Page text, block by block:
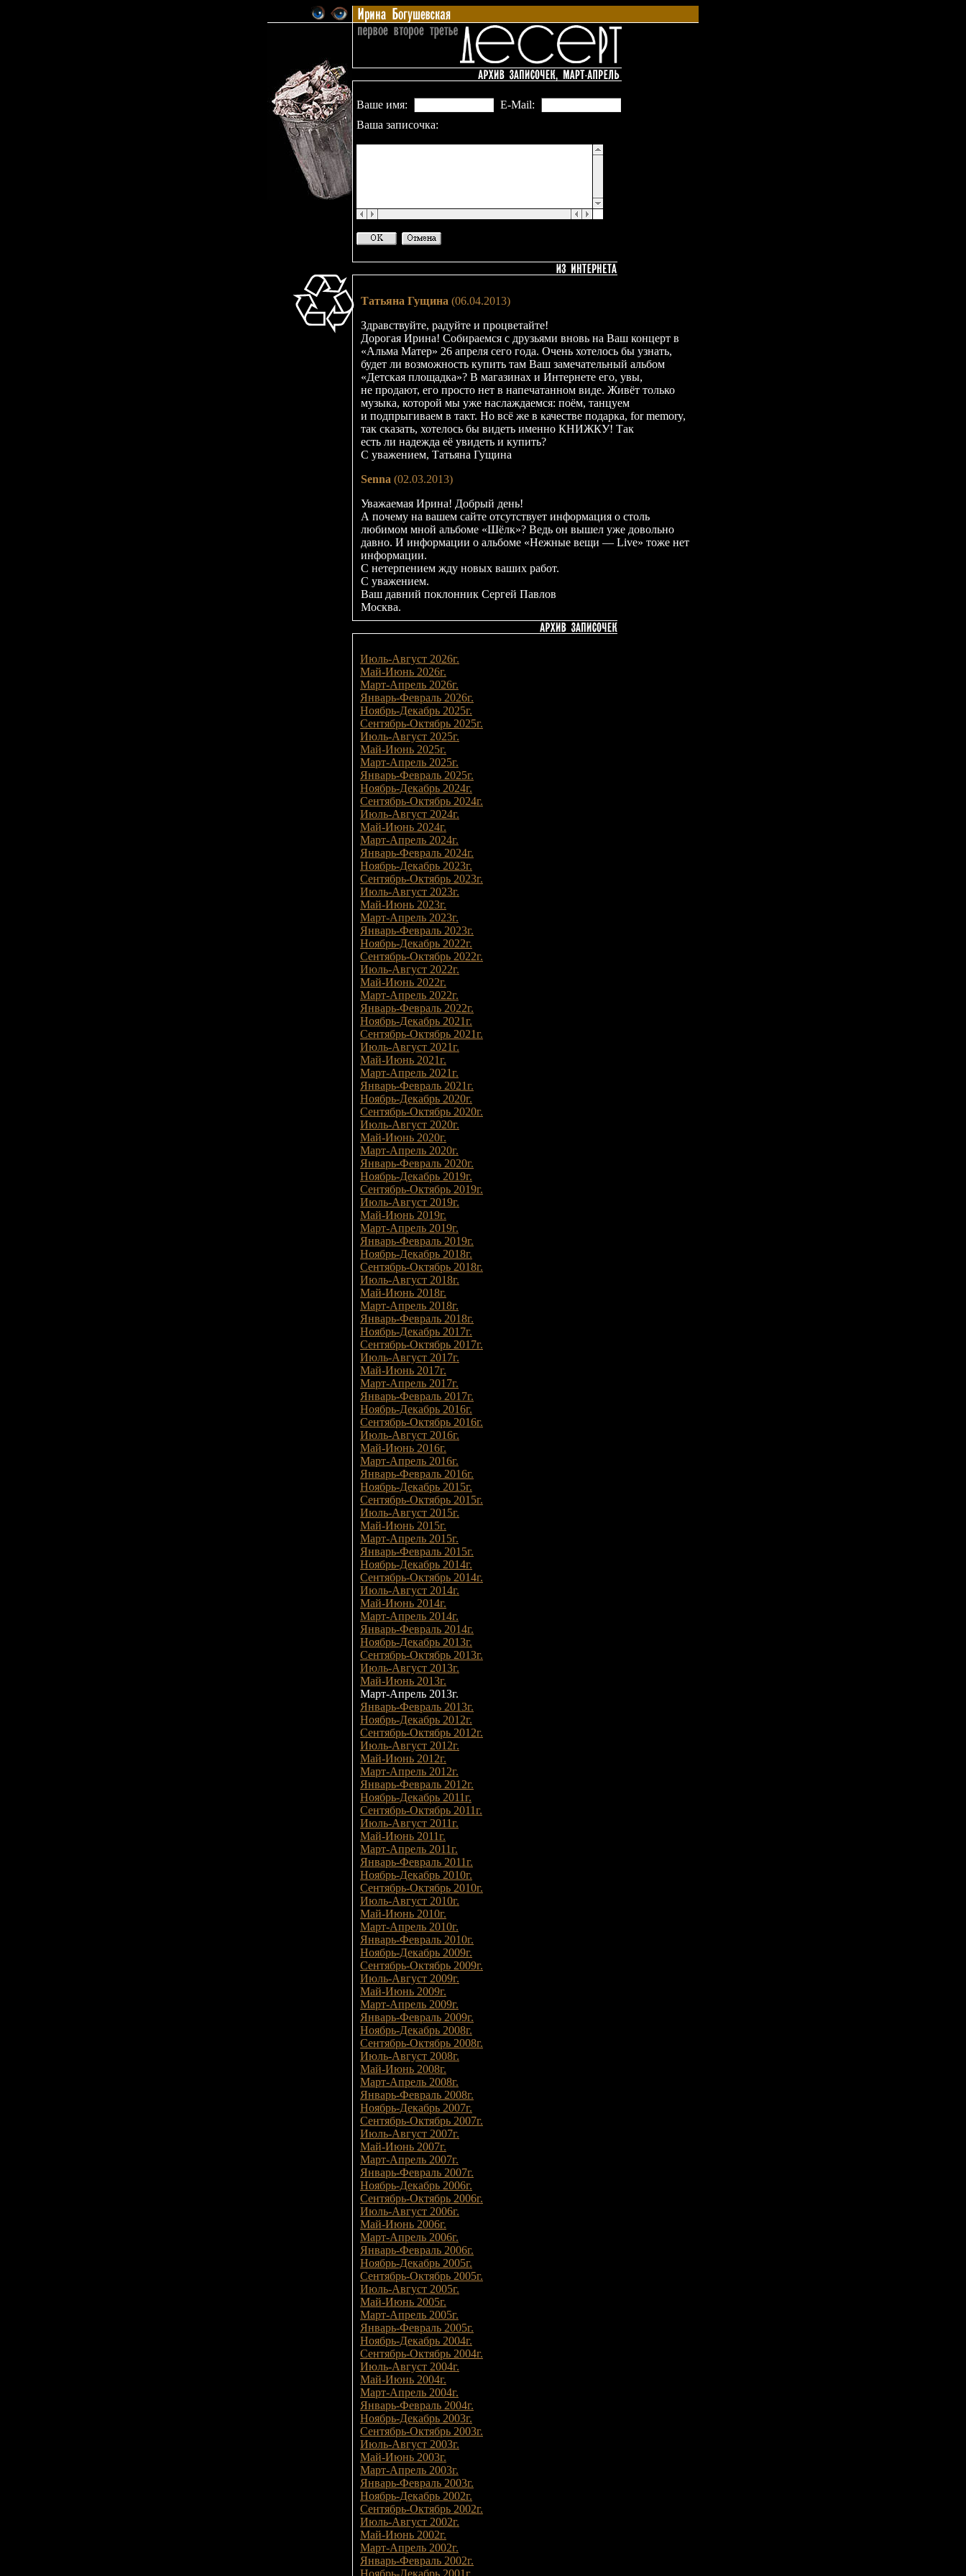
Ваше имя:
E-Mail:
Ваша записочка:
Татьяна Гущина (06.04.2013)
Здравствуйте, радуйте и процветайте!
Дорогая Ирина! Собираемся с друзьями вновь на Ваш концерт в
«Альма Матер» 26 апреля сего года. Очень хотелось бы узнать,
будет ли возможность купить там Ваш замечательный альбом
«Детская площадка»? В магазинах и Интернете его, увы,
не продают, его просто нет в напечатанном виде. Живёт только
музыка, которой мы уже наслаждаемся: поём, танцуем
и подпрыгиваем в такт. Но всё же в качестве подарка, for memory,
так сказать, хотелось бы видеть именно КНИЖКУ! Так
есть ли надежда её увидеть и купить?
С уважением, Татьяна Гущина
Senna (02.03.2013)
Уважаемая Ирина! Добрый день!
А почему на вашем сайте отсутствует информация о столь
любимом мной альбоме «Шёлк»? Ведь он вышел уже довольно
давно. И информации о альбоме «Нежные вещи — Live» тоже нет
информации.
С нетерпением жду новых ваших работ.
С уважением.
Ваш давний поклонник Сергей Павлов
Москва.
Июль-Август 2026г.
Май-Июнь 2026г.
Март-Апрель 2026г.
Январь-Февраль 2026г.
Ноябрь-Декабрь 2025г.
Сентябрь-Октябрь 2025г.
Июль-Август 2025г.
Май-Июнь 2025г.
Март-Апрель 2025г.
Январь-Февраль 2025г.
Ноябрь-Декабрь 2024г.
Сентябрь-Октябрь 2024г.
Июль-Август 2024г.
Май-Июнь 2024г.
Март-Апрель 2024г.
Январь-Февраль 2024г.
Ноябрь-Декабрь 2023г.
Сентябрь-Октябрь 2023г.
Июль-Август 2023г.
Май-Июнь 2023г.
Март-Апрель 2023г.
Январь-Февраль 2023г.
Ноябрь-Декабрь 2022г.
Сентябрь-Октябрь 2022г.
Июль-Август 2022г.
Май-Июнь 2022г.
Март-Апрель 2022г.
Январь-Февраль 2022г.
Ноябрь-Декабрь 2021г.
Сентябрь-Октябрь 2021г.
Июль-Август 2021г.
Май-Июнь 2021г.
Март-Апрель 2021г.
Январь-Февраль 2021г.
Ноябрь-Декабрь 2020г.
Сентябрь-Октябрь 2020г.
Июль-Август 2020г.
Май-Июнь 2020г.
Март-Апрель 2020г.
Январь-Февраль 2020г.
Ноябрь-Декабрь 2019г.
Сентябрь-Октябрь 2019г.
Июль-Август 2019г.
Май-Июнь 2019г.
Март-Апрель 2019г.
Январь-Февраль 2019г.
Ноябрь-Декабрь 2018г.
Сентябрь-Октябрь 2018г.
Июль-Август 2018г.
Май-Июнь 2018г.
Март-Апрель 2018г.
Январь-Февраль 2018г.
Ноябрь-Декабрь 2017г.
Сентябрь-Октябрь 2017г.
Июль-Август 2017г.
Май-Июнь 2017г.
Март-Апрель 2017г.
Январь-Февраль 2017г.
Ноябрь-Декабрь 2016г.
Сентябрь-Октябрь 2016г.
Июль-Август 2016г.
Май-Июнь 2016г.
Март-Апрель 2016г.
Январь-Февраль 2016г.
Ноябрь-Декабрь 2015г.
Сентябрь-Октябрь 2015г.
Июль-Август 2015г.
Май-Июнь 2015г.
Март-Апрель 2015г.
Январь-Февраль 2015г.
Ноябрь-Декабрь 2014г.
Сентябрь-Октябрь 2014г.
Июль-Август 2014г.
Май-Июнь 2014г.
Март-Апрель 2014г.
Январь-Февраль 2014г.
Ноябрь-Декабрь 2013г.
Сентябрь-Октябрь 2013г.
Июль-Август 2013г.
Май-Июнь 2013г.
Март-Апрель 2013г.
Январь-Февраль 2013г.
Ноябрь-Декабрь 2012г.
Сентябрь-Октябрь 2012г.
Июль-Август 2012г.
Май-Июнь 2012г.
Март-Апрель 2012г.
Январь-Февраль 2012г.
Ноябрь-Декабрь 2011г.
Сентябрь-Октябрь 2011г.
Июль-Август 2011г.
Май-Июнь 2011г.
Март-Апрель 2011г.
Январь-Февраль 2011г.
Ноябрь-Декабрь 2010г.
Сентябрь-Октябрь 2010г.
Июль-Август 2010г.
Май-Июнь 2010г.
Март-Апрель 2010г.
Январь-Февраль 2010г.
Ноябрь-Декабрь 2009г.
Сентябрь-Октябрь 2009г.
Июль-Август 2009г.
Май-Июнь 2009г.
Март-Апрель 2009г.
Январь-Февраль 2009г.
Ноябрь-Декабрь 2008г.
Сентябрь-Октябрь 2008г.
Июль-Август 2008г.
Май-Июнь 2008г.
Март-Апрель 2008г.
Январь-Февраль 2008г.
Ноябрь-Декабрь 2007г.
Сентябрь-Октябрь 2007г.
Июль-Август 2007г.
Май-Июнь 2007г.
Март-Апрель 2007г.
Январь-Февраль 2007г.
Ноябрь-Декабрь 2006г.
Сентябрь-Октябрь 2006г.
Июль-Август 2006г.
Май-Июнь 2006г.
Март-Апрель 2006г.
Январь-Февраль 2006г.
Ноябрь-Декабрь 2005г.
Сентябрь-Октябрь 2005г.
Июль-Август 2005г.
Май-Июнь 2005г.
Март-Апрель 2005г.
Январь-Февраль 2005г.
Ноябрь-Декабрь 2004г.
Сентябрь-Октябрь 2004г.
Июль-Август 2004г.
Май-Июнь 2004г.
Март-Апрель 2004г.
Январь-Февраль 2004г.
Ноябрь-Декабрь 2003г.
Сентябрь-Октябрь 2003г.
Июль-Август 2003г.
Май-Июнь 2003г.
Март-Апрель 2003г.
Январь-Февраль 2003г.
Ноябрь-Декабрь 2002г.
Сентябрь-Октябрь 2002г.
Июль-Август 2002г.
Май-Июнь 2002г.
Март-Апрель 2002г.
Январь-Февраль 2002г.
Ноябрь-Декабрь 2001г.